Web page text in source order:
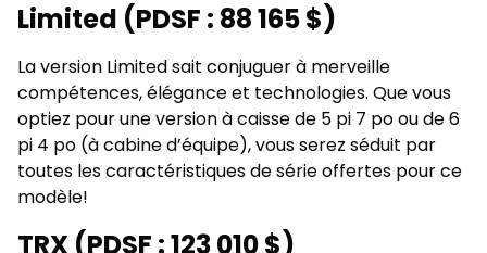
Limited (PDSF : 88 165 $)
La version Limited sait conjuguer à merveille
compétences, élégance et technologies. Que vous
optiez pour une version à caisse de 5 pi 7 po ou de 6
pi 4 po (à cabine d’équipe), vous serez séduit par
toutes les caractéristiques de série offertes pour ce
modèle!
TRX (PDSF : 123 010 $)